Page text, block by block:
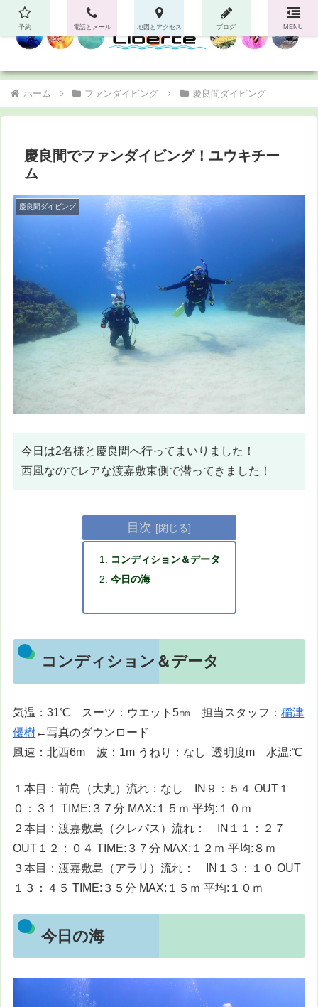
ホーム ファンダイビング 慶良間ダイビング
慶良間でファンダイビング！ユウキチー
ム
慶良間ダイビング
今日は2名様と慶良間へ行ってまいりました！
西風なのでレアな渡嘉敷東側で潜ってきました！
目次
コンディション＆データ
今日の海
コンディション＆データ
気温：31℃ スーツ：ウエット5㎜ 担当スタッフ：稲津
優樹←写真のダウンロード
風速：北西6m 波：1m うねり：なし 透明度m 水温:℃
１本目：前島（大丸）流れ：なし IN９：５４ OUT１
０：３１ TIME:３７分 MAX:１５ｍ 平均:１０ｍ
２本目：渡嘉敷島（クレパス）流れ： IN１１：２７
OUT１２：０４ TIME:３７分 MAX:１２ｍ 平均:８ｍ
３本目：渡嘉敷島（アラリ）流れ： IN１３：１０ OUT
１３：４５ TIME:３５分 MAX:１５ｍ 平均:１０ｍ
今日の海
予約 電話とメール 地図とアクセス ブログ MENU